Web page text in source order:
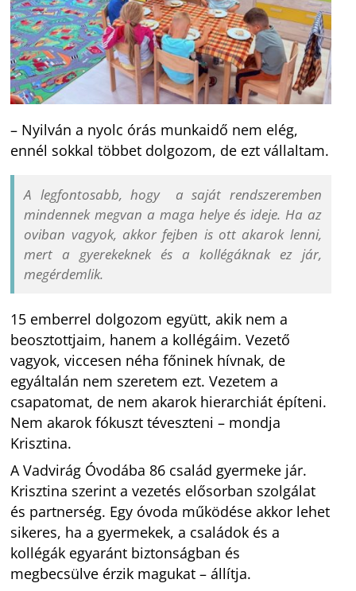
– Nyilván a nyolc órás munkaidő nem elég,
ennél sokkal többet dolgozom, de ezt vállaltam.
A legfontosabb, hogy a saját rendszeremben
mindennek megvan a maga helye és ideje. Ha az
oviban vagyok, akkor fejben is ott akarok lenni,
mert a gyerekeknek és a kollégáknak ez jár,
megérdemlik.
15 emberrel dolgozom együtt, akik nem a
beosztottjaim, hanem a kollégáim. Vezető
vagyok, viccesen néha főninek hívnak, de
egyáltalán nem szeretem ezt. Vezetem a
csapatomat, de nem akarok hierarchiát építeni.
Nem akarok fókuszt téveszteni – mondja
Krisztina.
A Vadvirág Óvodába 86 család gyermeke jár.
Krisztina szerint a vezetés elősorban szolgálat
és partnerség. Egy óvoda működése akkor lehet
sikeres, ha a gyermekek, a családok és a
kollégák egyaránt biztonságban és
megbecsülve érzik magukat – állítja.